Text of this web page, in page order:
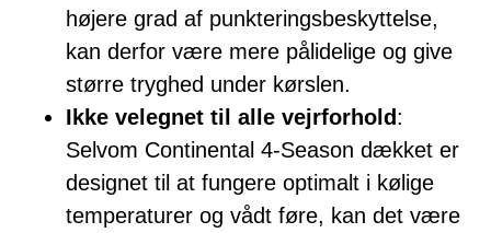
højere grad af punkteringsbeskyttelse,
kan derfor være mere pålidelige og give
større tryghed under kørslen.
Ikke velegnet til alle vejrforhold:
Selvom Continental 4-Season dækket er
designet til at fungere optimalt i kølige
temperaturer og vådt føre, kan det være